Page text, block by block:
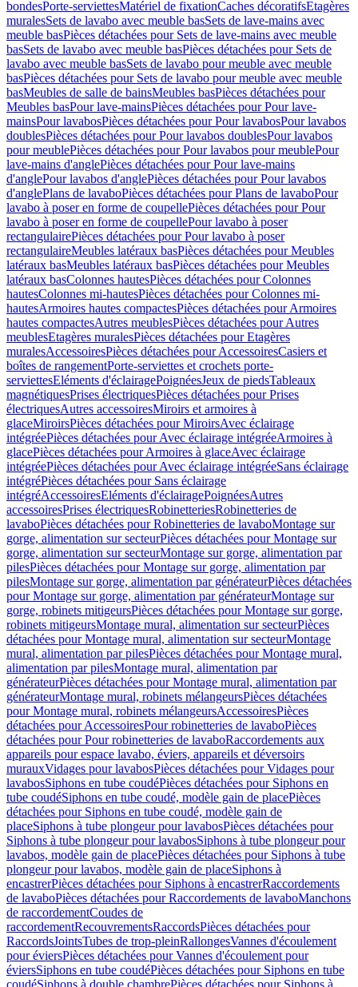
bondesPorte-serviettesMatériel de fixationCaches décoratifsEtagères
muralesSets de lavabo avec meuble basSets de lave-mains avec
meuble basPièces détachées pour Sets de lave-mains avec meuble
basSets de lavabo avec meuble basPièces détachées pour Sets de
lavabo avec meuble basSets de lavabo pour meuble avec meuble
basPièces détachées pour Sets de lavabo pour meuble avec meuble
basMeubles de salle de bainsMeubles basPièces détachées pour
Meubles basPour lave-mainsPièces détachées pour Pour lave-
mainsPour lavabosPièces détachées pour Pour lavabosPour lavabos
doublesPièces détachées pour Pour lavabos doublesPour lavabos
pour meublePièces détachées pour Pour lavabos pour meublePour
lave-mains d'anglePièces détachées pour Pour lave-mains
d'anglePour lavabos d'anglePièces détachées pour Pour lavabos
d'anglePlans de lavaboPièces détachées pour Plans de lavaboPour
lavabo à poser en forme de coupellePièces détachées pour Pour
lavabo à poser en forme de coupellePour lavabo à poser
rectangulairePièces détachées pour Pour lavabo à poser
rectangulaireMeubles latéraux basPièces détachées pour Meubles
latéraux basMeubles latéraux basPièces détachées pour Meubles
latéraux basColonnes hautesPièces détachées pour Colonnes
hautesColonnes mi-hautesPièces détachées pour Colonnes mi-
hautesArmoires hautes compactesPièces détachées pour Armoires
hautes compactesAutres meublesPièces détachées pour Autres
meublesEtagères muralesPièces détachées pour Etagères
muralesAccessoiresPièces détachées pour AccessoiresCasiers et
boîtes de rangementPorte-serviettes et crochets porte-
serviettesEléments d'éclairagePoignéesJeux de piedsTableaux
magnétiquesPrises électriquesPièces détachées pour Prises
électriquesAutres accessoiresMiroirs et armoires à
glaceMiroirsPièces détachées pour MiroirsAvec éclairage
intégréePièces détachées pour Avec éclairage intégréeArmoires à
glacePièces détachées pour Armoires à glaceAvec éclairage
intégréePièces détachées pour Avec éclairage intégréeSans éclairage
intégréPièces détachées pour Sans éclairage
intégréAccessoiresEléments d'éclairagePoignéesAutres
accessoiresPrises électriquesRobinetteriesRobinetteries de
lavaboPièces détachées pour Robinetteries de lavaboMontage sur
gorge, alimentation sur secteurPièces détachées pour Montage sur
gorge, alimentation sur secteurMontage sur gorge, alimentation par
pilesPièces détachées pour Montage sur gorge, alimentation par
pilesMontage sur gorge, alimentation par générateurPièces détachées
pour Montage sur gorge, alimentation par générateurMontage sur
gorge, robinets mitigeursPièces détachées pour Montage sur gorge,
robinets mitigeursMontage mural, alimentation sur secteurPièces
détachées pour Montage mural, alimentation sur secteurMontage
mural, alimentation par pilesPièces détachées pour Montage mural,
alimentation par pilesMontage mural, alimentation par
générateurPièces détachées pour Montage mural, alimentation par
générateurMontage mural, robinets mélangeursPièces détachées
pour Montage mural, robinets mélangeursAccessoiresPièces
détachées pour AccessoiresPour robinetteries de lavaboPièces
détachées pour Pour robinetteries de lavaboRaccordements aux
appareils pour espace lavabo, éviers, appareils et déversoirs
murauxVidages pour lavabosPièces détachées pour Vidages pour
lavabosSiphons en tube coudéPièces détachées pour Siphons en
tube coudéSiphons en tube coudé, modèle gain de placePièces
détachées pour Siphons en tube coudé, modèle gain de
placeSiphons à tube plongeur pour lavabosPièces détachées pour
Siphons à tube plongeur pour lavabosSiphons à tube plongeur pour
lavabos, modèle gain de placePièces détachées pour Siphons à tube
plongeur pour lavabos, modèle gain de placeSiphons à
encastrerPièces détachées pour Siphons à encastrerRaccordements
de lavaboPièces détachées pour Raccordements de lavaboManchons
de raccordementCoudes de
raccordementRecouvrementsRaccordsPièces détachées pour
RaccordsJointsTubes de trop-pleinRallongesVannes d'écoulement
pour éviersPièces détachées pour Vannes d'écoulement pour
éviersSiphons en tube coudéPièces détachées pour Siphons en tube
coudéSiphons à double chambrePièces détachées pour Siphons à